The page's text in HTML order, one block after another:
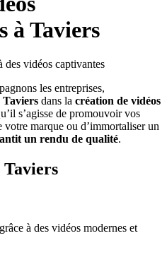
à Taviers
des vidéos captivantes
les entreprises,
Taviers dans la création de vidéos
s’agisse de promouvoir vos
marque ou d’immortaliser un
un rendu de qualité.
Taviers
à des vidéos modernes et